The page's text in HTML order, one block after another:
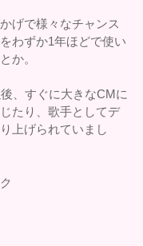
げで様々なチャンス
わずか1年ほどで使い
か。
、すぐに大きなCMに
たり、歌手としてデ
上げられていまし